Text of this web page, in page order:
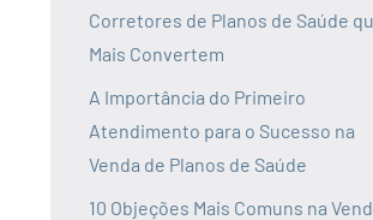
Corretores de Planos de Saúde
Mais Convertem
A Importância do Primeiro
Atendimento para o Sucesso na
Venda de Planos de Saúde
10 Objeções Mais Comuns na